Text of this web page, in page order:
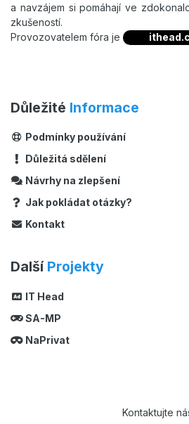
a navzájem si pomáhají ve
zkušeností.
Provozovatelem fóra je
Důležité Informace
Podmínky používání
Důležitá sdělení
Návrhy na zlepšení
Jak pokládat otázky?
Kontakt
Další Projekty
IT Head
SA-MP
NaPrivat
Kontaktujte